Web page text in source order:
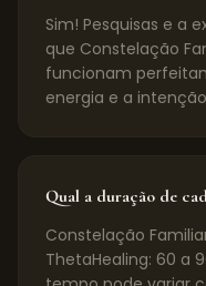
Sim! Pesquisas e a
que Constelação
funcionam
energia e a
Qual a duração de
Constelação
ThetaHealing: 60 a